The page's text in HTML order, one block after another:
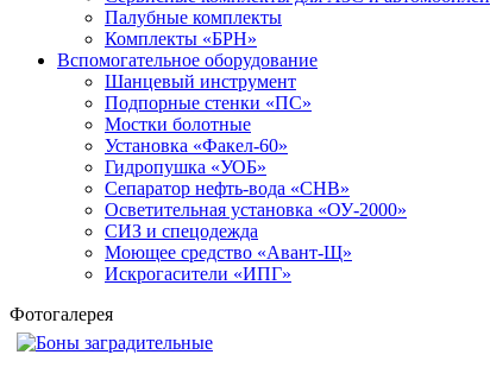
Палубные комплекты
Комплекты «БРН»
Вспомогательное оборудование
Шанцевый инструмент
Подпорные стенки «ПС»
Мостки болотные
Установка «Факел-60»
Гидропушка «УОБ»
Сепаратор нефть-вода «СНВ»
Осветительная установка «ОУ-2000»
СИЗ и спецодежда
Моющее средство «Авант-Щ»
Искрогасители «ИПГ»
Фотогалерея